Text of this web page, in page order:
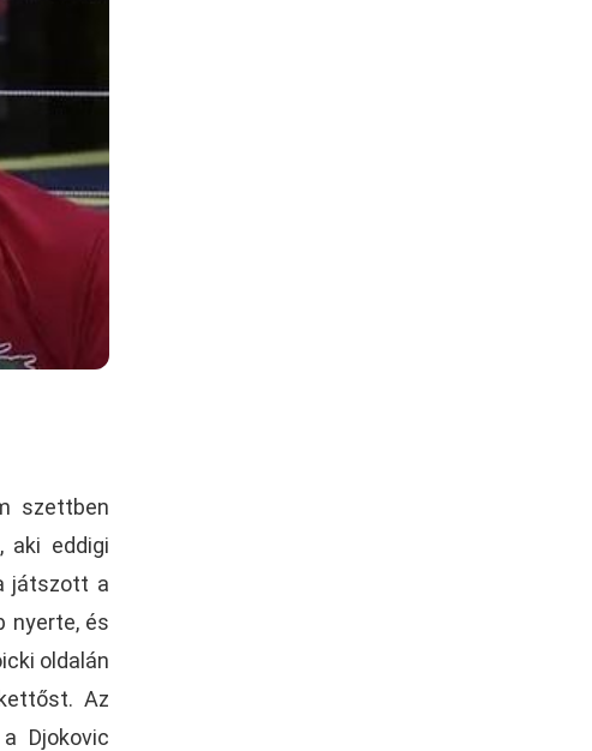
szettben
aki eddigi
játszott a
nyerte, és
oldalán
Az
Djokovic